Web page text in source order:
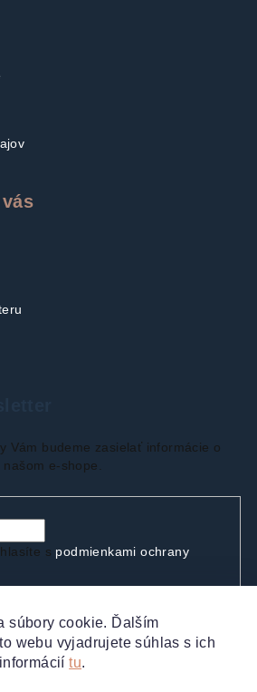
súbory cookie. Ďalším
webu vyjadrujete súhlas s ich
tu.
Vám budeme zasielať informácie o
e-shope.
s podmienkami ochrany